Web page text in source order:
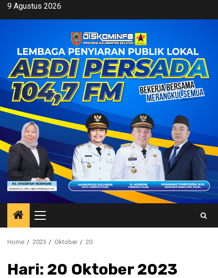
Skip9 Agustus 2026
Primary
Menu
Home 2023 Oktober 20
Hari: 20 Oktober 2023